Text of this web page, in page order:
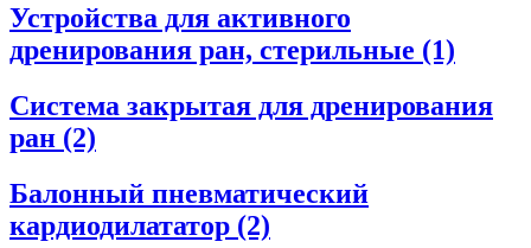
Устройства для активного
дренирования ран, стерильные (1)
Система закрытая для дренирования
ран (2)
Балонный пневматический
кардиодилататор (2)